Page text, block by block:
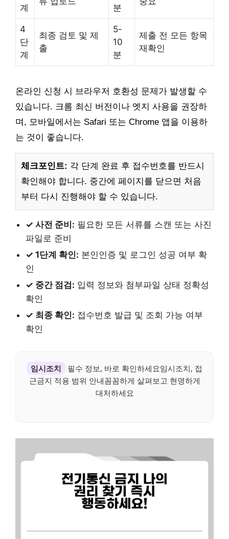
계
분
4
단
계
최종 검토 및 제
출
5-
10
분
제출 전 모든 항목
재확인
온라인 신청 시 브라우저 호환성 문제가 발생할 수
있습니다. 크롬 최신 버전이나 엣지 사용을 권장하
며, 모바일에서는 Safari 또는 Chrome 앱을 이용하
는 것이 좋습니다.
체크포인트: 각 단계 완료 후 접수번호를 반드시
확인해야 합니다. 중간에 페이지를 닫으면 처음
부터 다시 진행해야 할 수 있습니다.
✓ 사전 준비: 필요한 모든 서류를 스캔 또는 사진
파일로 준비
✓ 1단계 확인: 본인인증 및 로그인 성공 여부 확
인
✓ 중간 점검: 입력 정보와 첨부파일 상태 정확성
확인
✓ 최종 확인: 접수번호 발급 및 조회 가능 여부
확인
임시조치
필수 정보, 바로 확인하세요임시조치, 접
근금지 적용 범위 안내꼼꼼하게 살펴보고 현명하게
대처하세요